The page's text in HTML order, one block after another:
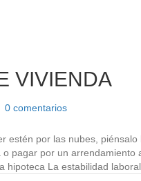
VIVIENDA
0 comentarios
estén por las nubes,
o pagar por un
hipoteca La estabilidad